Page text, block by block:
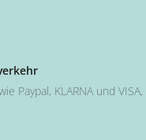
Paypal, KLARNA und VISA,